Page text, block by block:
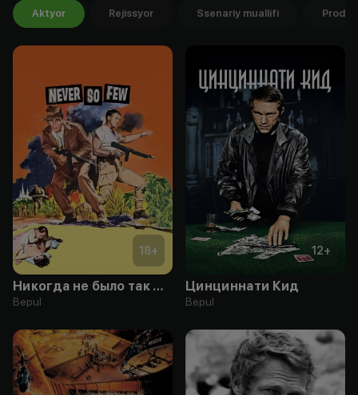
Aktyor Rejissyor Ssenariy muallifi
18+
Никогда не было так мало
Bepul
12+
Цинциннати Кид
Bepul